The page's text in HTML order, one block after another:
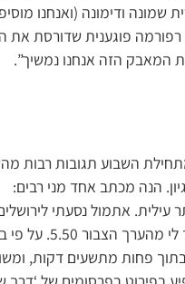
ודימונה (ואנחנו
פוגענית שדורסת את
המאבק הזה אנחנו נמשיך”.
השבוע תגובות רבות
הנה מכתב אחד מני רבים:
האוטובוס